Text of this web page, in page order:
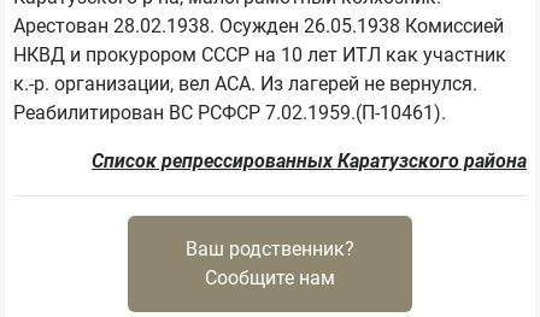
Арестован 28.02.1938. Осужден 26.05.1938 Комиссией
НКВД и прокурором СССР на 10 лет ИТЛ как участник
к.-р. организации, вел АСА. Из лагерей не вернулся.
Список репрессированных Каратузского района
Ваш родственник?
Сообщите нам